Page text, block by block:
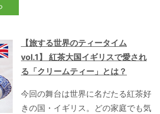
【旅する世界のティータイム
vol.1】 紅茶大国イギリスで愛され
る「クリームティー」とは？
今回の舞台は世界に名だたる紅茶好
きの国・イギリス。どの家庭でも気